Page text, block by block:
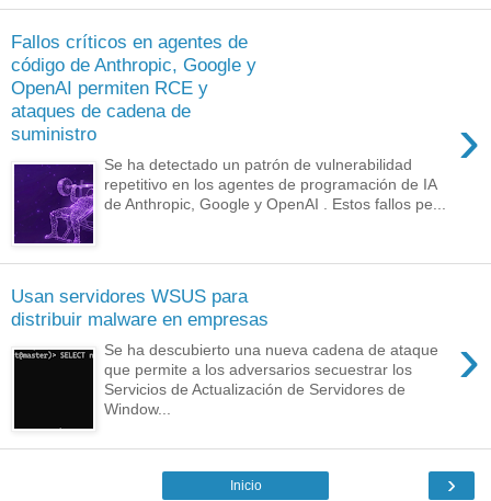
Fallos críticos en agentes de
código de Anthropic, Google y
OpenAI permiten RCE y
ataques de cadena de
suministro
›
Se ha detectado un patrón de vulnerabilidad
repetitivo en los agentes de programación de IA
de Anthropic, Google y OpenAI . Estos fallos pe...
Usan servidores WSUS para
distribuir malware en empresas
›
Se ha descubierto una nueva cadena de ataque
que permite a los adversarios secuestrar los
Servicios de Actualización de Servidores de
Window...
›
Inicio